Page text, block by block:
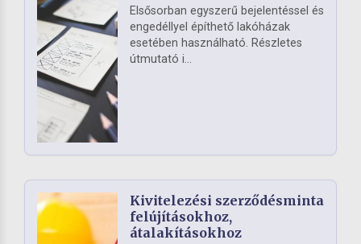
Elsősorban egyszerű bejelentéssel és
engedéllyel építhető lakóházak
esetében használható. Részletes
útmutató i...
Kivitelezési szerződésminta
felújításokhoz,
átalakításokhoz